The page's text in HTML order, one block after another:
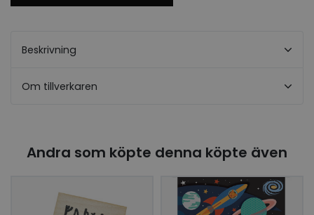
Beskrivning
Om tillverkaren
Andra som köpte denna köpte även